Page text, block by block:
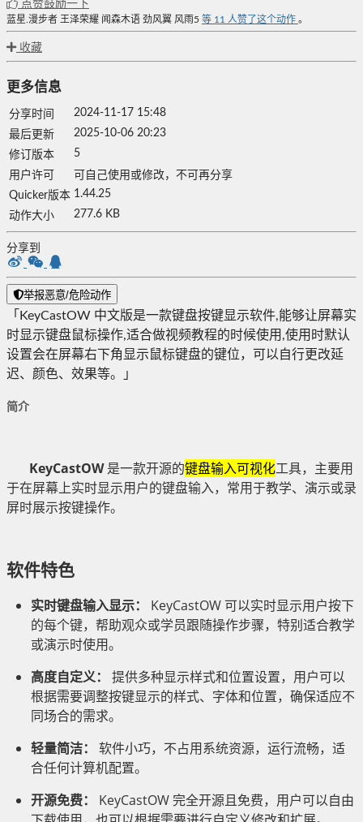
点赞鼓励一下
蓝星.漫步者 王泽荣耀 闻森木语 劲风翼 风雨5 等 11 人赞了这个动作 。
收藏
更多信息
分享时间
2024-11-17 15:48
最后更新
2025-10-06 20:23
修订版本
5
用户许可
可自己使用或修改，不可再分享
Quicker版本 1.44.25
动作大小
277.6 KB
分享到
举报恶意/危险动作
「KeyCastOW 中文版是一款键盘按键显示软件,能够让屏幕实
时显示键盘鼠标操作,适合做视频教程的时候使用,使用时默认
设置会在屏幕右下角显示鼠标键盘的键位，可以自行更改延
迟、颜色、效果等。」
简介
KeyCastOW是一款开源的键盘输入可视化工具，主要用
于在屏幕上实时显示用户的键盘输入，常用于教学、演示或录
屏时展示按键操作。
软件特色
实时键盘输入显示：
KeyCastOW 可以实时显示用户按下
的每个键，帮助观众或学员跟随操作步骤，特别适合教学
或演示时使用。
高度自定义：
提供多种显示样式和位置设置，用户可以
根据需要调整按键显示的样式、字体和位置，确保适应不
同场合的需求。
轻量简洁：
软件小巧，不占用系统资源，运行流畅，适
合任何计算机配置。
开源免费：
KeyCastOW 完全开源且免费，用户可以自由